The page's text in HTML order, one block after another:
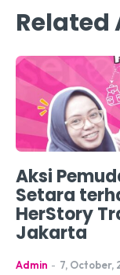
Related
Aksi
Setara
HerStory
Jakarta
Admin - 7, October,